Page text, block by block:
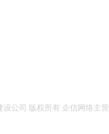
设公司 版权所有 企信网络主营